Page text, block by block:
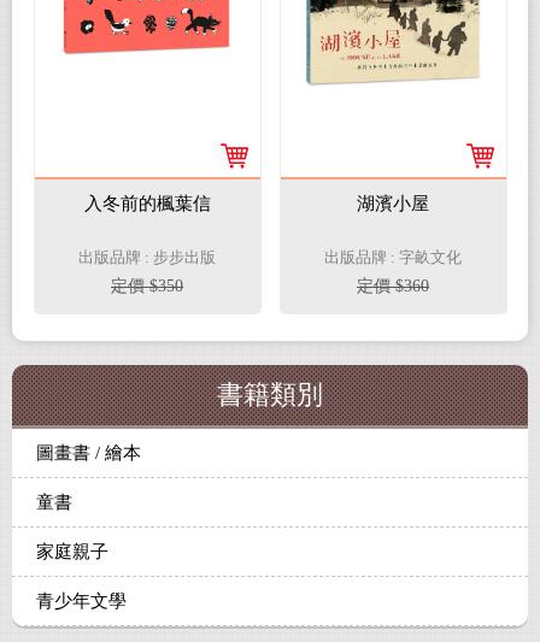
入冬前的楓葉信
出版品牌 : 步步出版
定價 $350
湖濱小屋
出版品牌 : 字畝文化
定價 $360
書籍類別
圖畫書 / 繪本
童書
家庭親子
青少年文學